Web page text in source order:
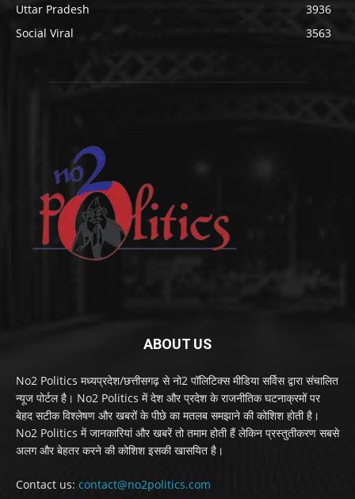
Uttar Pradesh
3936
Social Viral
3563
ABOUT US
No2 Politics मध्यप्रदेश/छत्तीसगढ़ से नो2 पॉलिटिक्स मीडिया सर्विस द्वारा संचालित
न्यूज पोर्टल है। No2 Politics में देश और प्रदेश के राजनीतिक घटनाक्रमों पर
बेहद सटीक विश्लेषण और खबरों के पीछे का मतलब समझाने की कोशिश होती है।
No2 Politics में जानकारियां और खबरें तो तमाम होती हैं लेकिन प्रस्तुतीकरण सबसे
अलग और बेहतर करने की कोशिश इसकी खासयित है।
Contact us: contact@no2politics.com